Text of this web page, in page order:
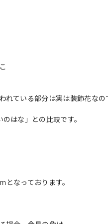
れている部分は実は装飾花なの
はな」との比較です。
となっております。